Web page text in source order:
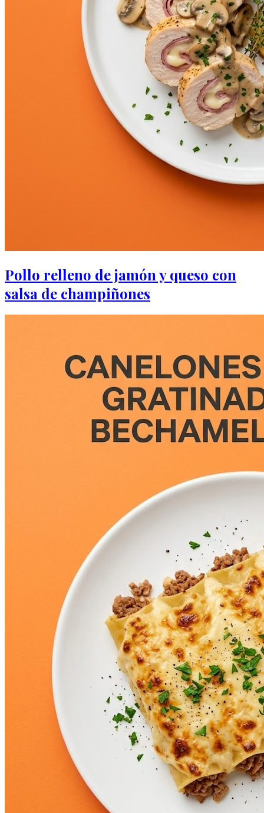
Pollo relleno de jamón y queso con
salsa de champiñones